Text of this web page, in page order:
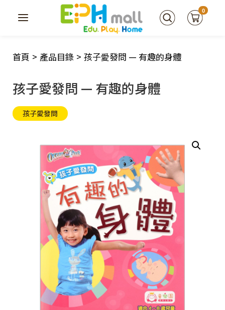
0
首頁 > 產品目錄 > 孩子愛發問 — 有趣的身體
孩子愛發問 — 有趣的身體
孩子愛發問